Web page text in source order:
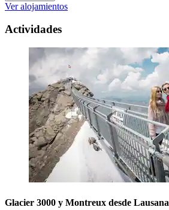
Ver alojamientos
Actividades
Glacier 3000 y Montreux desde Lausana